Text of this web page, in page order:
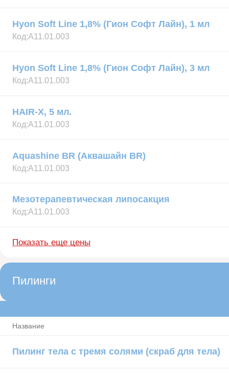
Hyon Soft Line 1,8% (Гион Софт Лайн), 1 мл
Код:А11.01.003
Hyon Soft Line 1,8% (Гион Софт Лайн), 3 мл
Код:А11.01.003
HAIR-X, 5 мл.
Код:А11.01.003
Aquashine BR (Аквашайн BR)
Код:А11.01.003
Мезотерапевтическая липосакция
Код:А11.01.003
Показать еще цены
Пилинги
Название
Пилинг тела с тремя солями (скраб для тела)